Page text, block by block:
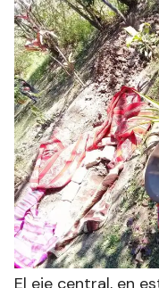
El eje central, en